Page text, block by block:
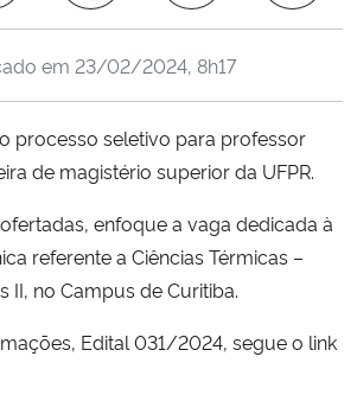
Inovações e Comunicações
em 23/02/2024, 8h17
processo seletivo para professor
de magistério superior da UFPR.
enfoque a vaga dedicada à
referente a Ciências Térmicas –
II, no Campus de Curitiba.
Edital 031/2024, segue o link